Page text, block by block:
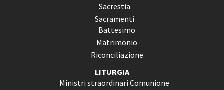
Sacrestia
Sacramenti
Battesimo
Matrimonio
Riconciliazione
LITURGIA
Ministri straordinari Comunione